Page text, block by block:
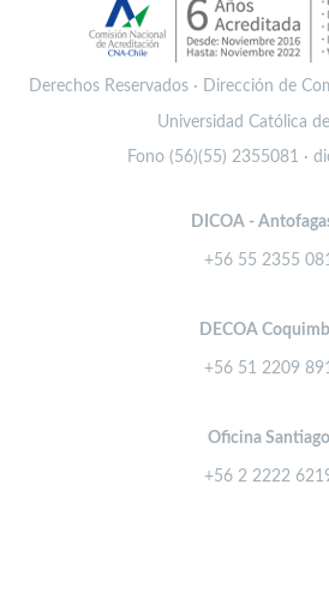
Derechos Reservados · Dirección de
Universidad Católica
Fono (56)(55) 2355081 ·
DICOA -
+56 55 2355
DECOA
+56 51 2209
Oficina Santiago
+56 2 2222